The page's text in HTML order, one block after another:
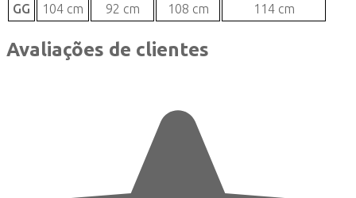
GG
104 cm 92 cm 108 cm 114 cm
Avaliações de clientes